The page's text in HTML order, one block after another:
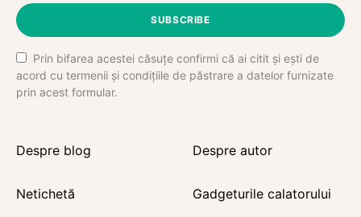
SUBSCRIBE
Prin bifarea acestei căsuțe confirmi că ai citit și ești de
acord cu termenii și condițiile de păstrare a datelor furnizate
prin acest formular.
Despre blog Despre autor
Netichetă Gadgeturile calatorului